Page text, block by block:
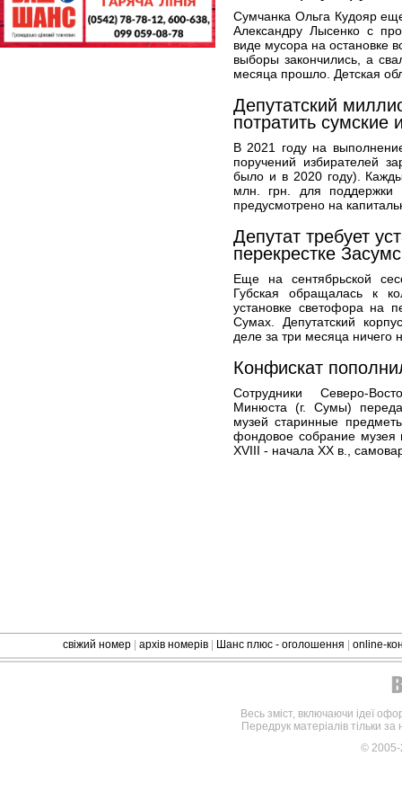
Сумчанка Ольга Кудояр
Александру Лысенко с
виде мусора на остановке
выборы закончились, а
месяца прошло. Детская
Депутатский
потратить сумские
В 2021 году на
поручений избирателей
было и в 2020 году).
млн. грн. для поддержки
предусмотрено на
Депутат требует
перекрестке
Еще на сентябрьской
Губская обращалась к
установке светофора на
Сумах. Депутатский
деле за три месяца ничего
Конфискат
Сотрудники Северо-
Минюста (г. Сумы)
музей старинные
фондовое собрание музея
XVIII - начала ХХ в.,
свіжий номер архів номерів Шанс плюс - оголошення online-
Весь зміст, включаючи ідеї
Передрук матеріалів тільки
©